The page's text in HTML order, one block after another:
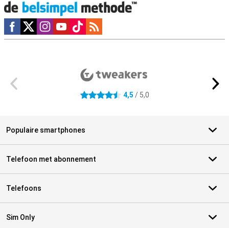
Social media
4.5 sterren 4,5 / 5,0
Populaire smartphones
Telefoon met abonnement
Telefoons
Sim Only